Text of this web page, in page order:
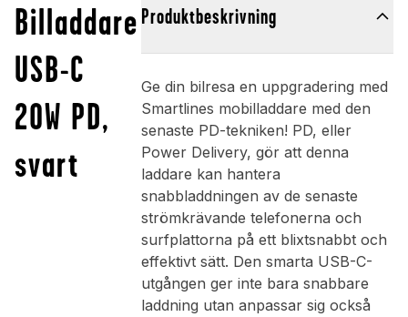
Billaddare
USB-C
20W PD,
svart
Produktbeskrivning
Ge din bilresa en uppgradering med
Smartlines mobilladdare med den
senaste PD-tekniken! PD, eller
Power Delivery, gör att denna
laddare kan hantera
snabbladdningen av de senaste
strömkrävande telefonerna och
surfplattorna på ett blixtsnabbt och
effektivt sätt. Den smarta USB-C-
utgången ger inte bara snabbare
laddning utan anpassar sig också